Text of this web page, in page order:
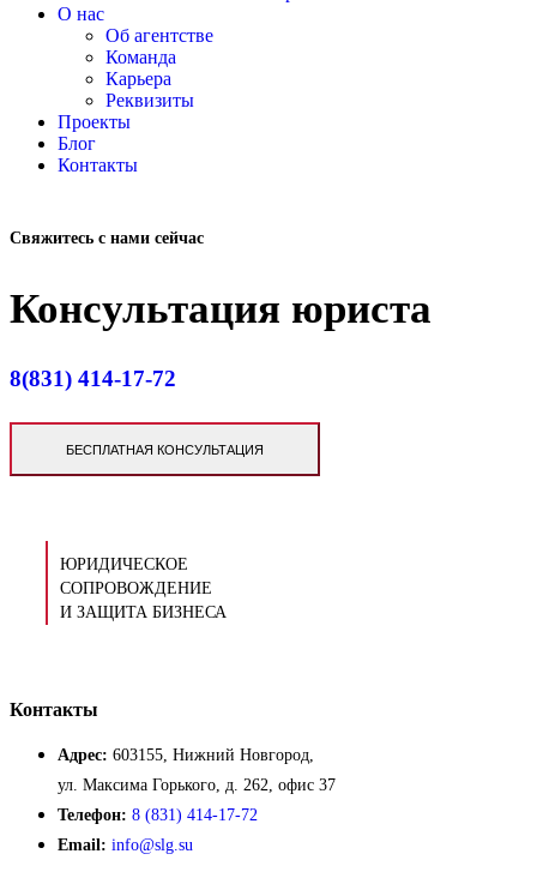
О нас
Об агентстве
Команда
Карьера
Реквизиты
Проекты
Блог
Контакты
Свяжитесь с нами сейчас
Консультация юриста
8(831) 414-17-72
БЕСПЛАТНАЯ КОНСУЛЬТАЦИЯ
ЮРИДИЧЕСКОЕ
СОПРОВОЖДЕНИЕ
И ЗАЩИТА БИЗНЕСА
Контакты
Адрес: 603155, Нижний Новгород,
ул. Максима Горького, д. 262, офис 37
Телефон: 8 (831) 414-17-72
Email: info@slg.su